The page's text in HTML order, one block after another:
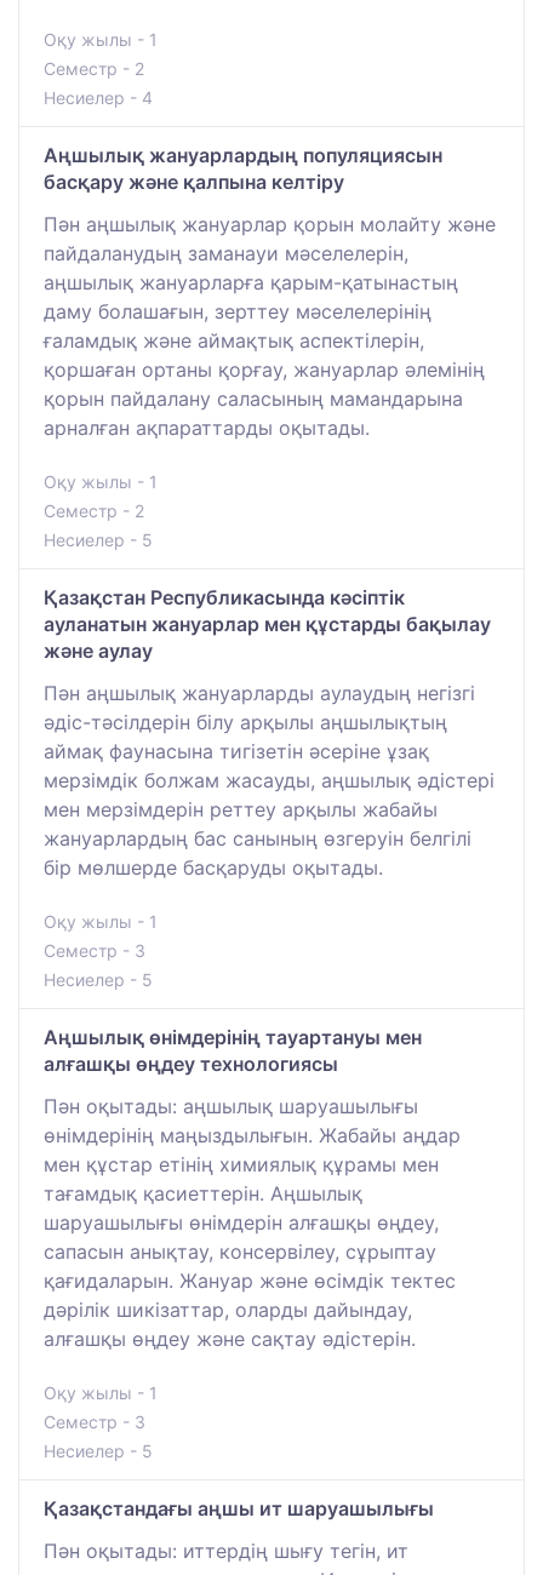
Оқу жылы - 1
Семестр - 2
Несиелер - 4
Аңшылық жануарлардың популяциясын
басқару және қалпына келтіру
Пән аңшылық жануарлар қорын молайту және
пайдаланудың заманауи мәселелерін,
аңшылық жануарларға қарым-қатынастың
даму болашағын, зерттеу мәселелерінің
ғаламдық және аймақтық аспектілерін,
қоршаған ортаны қорғау, жануарлар әлемінің
қорын пайдалану саласының мамандарына
арналған ақпараттарды оқытады.
Оқу жылы - 1
Семестр - 2
Несиелер - 5
Қазақстан Республикасында кәсіптік
ауланатын жануарлар мен құстарды бақылау
және аулау
Пән аңшылық жануарларды аулаудың негізгі
әдіс-тәсілдерін білу арқылы аңшылықтың
аймақ фаунасына тигізетін әсеріне ұзақ
мерзімдік болжам жасауды, аңшылық әдістері
мен мерзімдерін реттеу арқылы жабайы
жануарлардың бас санының өзгеруін белгілі
бір мөлшерде басқаруды оқытады.
Оқу жылы - 1
Семестр - 3
Несиелер - 5
Аңшылық өнімдерінің тауартануы мен
алғашқы өңдеу технологиясы
Пән оқытады: аңшылық шаруашылығы
өнімдерінің маңыздылығын. Жабайы аңдар
мен құстар етінің химиялық құрамы мен
тағамдық қасиеттерін. Аңшылық
шаруашылығы өнімдерін алғашқы өңдеу,
сапасын анықтау, консервілеу, сұрыптау
қағидаларын. Жануар және өсімдік тектес
дәрілік шикізаттар, оларды дайындау,
алғашқы өңдеу және сақтау әдістерін.
Оқу жылы - 1
Семестр - 3
Несиелер - 5
Қазақстандағы аңшы ит шаруашылығы
Пән оқытады: иттердің шығу тегін, ит